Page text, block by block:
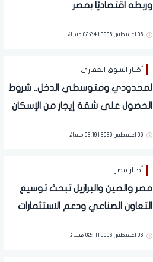
وربطه اقتصاديًا بمصر
06 اغسطس 2026 | 02:24 مساءً
أخبار السوق العقاري
لمحدودي ومتوسطي الدخل.. شروط
الحصول على شقة إيجار من الإسكان
06 اغسطس 2026 | 02:19 مساءً
أخبار مصر
مصر والصين والبرازيل تبحث توسيع
التعاون الصناعي ودعم الاستثمارات
06 اغسطس 2026 | 02:11 مساءً